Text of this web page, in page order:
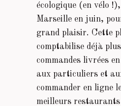
écologique (en vélo
Marseille en juin,
grand plaisir. Cette
comptabilise déjà
commandes livrées
aux particuliers et
commander en ligne
meilleurs restaurants